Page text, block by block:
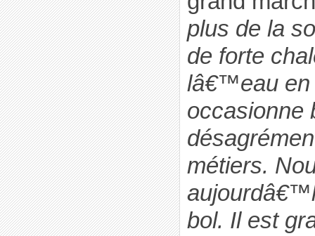
plus de la
de forte
lâ€™eau en
occasionne
métiers.
bol. Il est